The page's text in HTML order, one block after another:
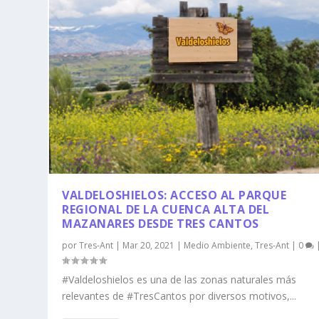
VALDELOSHIELOS: ACCESO AL PARQUE
REGIONAL DE LA CUENCA ALTA DEL
MAZANARES DESDE TRES CANTOS
porTres-Ant | Mar 20, 2021 | Medio Ambiente,Tres-Ant | 0
#Valdeloshielos es una de las zonas naturales más
relevantes de #TresCantos por diversos motivos,...